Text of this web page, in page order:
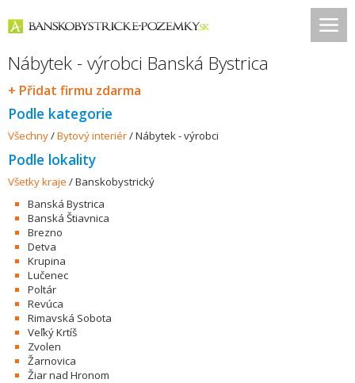
Nábytek - výrobci Banská Bystrica
+ Přidat firmu zdarma
Podle kategorie
Všechny/Bytový interiér/Nábytek - výrobci
Podle lokality
Všetky kraje /Banskobystrický
Banská Bystrica
Banská Štiavnica
Brezno
Detva
Krupina
Lučenec
Poltár
Revúca
Rimavská Sobota
Veľký Krtíš
Zvolen
Žarnovica
Žiar nad Hronom